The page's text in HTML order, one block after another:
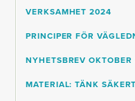
VERKSAMHET 2024
PRINCIPER FÖR
NYHETSBREV
MATERIAL: TÄNK